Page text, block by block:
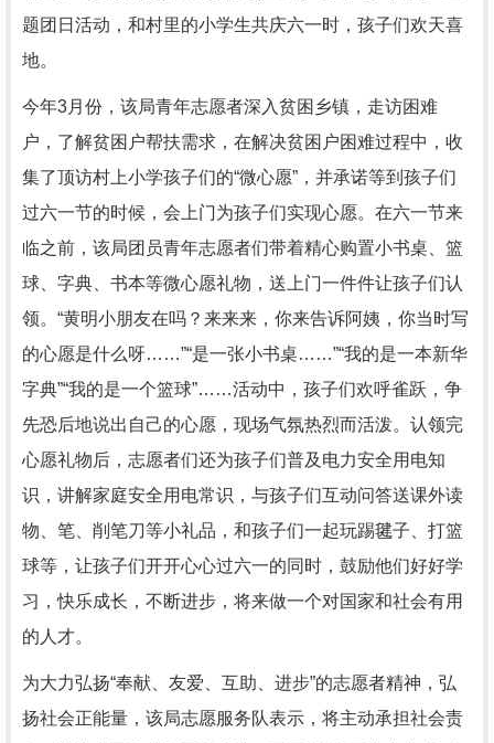
题团日活动，和村里的小学生共庆六一时，孩子们欢天喜
地。
今年3月份，该局青年志愿者深入贫困乡镇，走访困难
户，了解贫困户帮扶需求，在解决贫困户困难过程中，收
集了顶访村上小学孩子们的“微心愿”，并承诺等到孩子们
过六一节的时候，会上门为孩子们实现心愿。在六一节来
临之前，该局团员青年志愿者们带着精心购置小书桌、篮
球、字典、书本等微心愿礼物，送上门一件件让孩子们认
领。“黄明小朋友在吗？来来来，你来告诉阿姨，你当时写
的心愿是什么呀……”“是一张小书桌……”“我的是一本新华
字典”“我的是一个篮球”……活动中，孩子们欢呼雀跃，争
先恐后地说出自己的心愿，现场气氛热烈而活泼。认领完
心愿礼物后，志愿者们还为孩子们普及电力安全用电知
识，讲解家庭安全用电常识，与孩子们互动问答送课外读
物、笔、削笔刀等小礼品，和孩子们一起玩踢毽子、打篮
球等，让孩子们开开心心过六一的同时，鼓励他们好好学
习，快乐成长，不断进步，将来做一个对国家和社会有用
的人才。
为大力弘扬“奉献、友爱、互助、进步”的志愿者精神，弘
扬社会正能量，该局志愿服务队表示，将主动承担社会责